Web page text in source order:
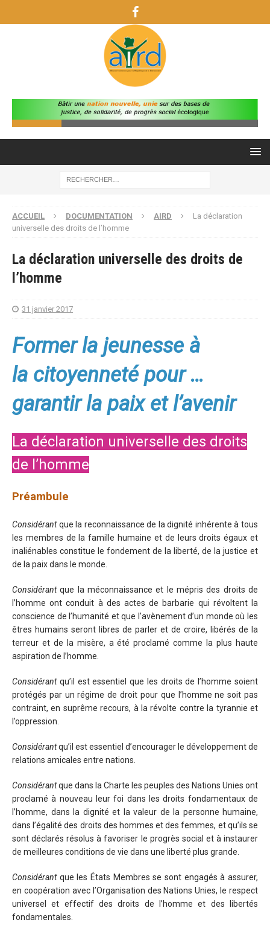
ACCUEIL DOCUMENTATION AIRD
La déclaration
universelle des droits de l’homme
La déclaration universelle des droits de
l’homme
31 janvier 2017
Former la jeunesse à
la citoyenneté pour …
garantir la paix et l’avenir
La déclaration universelle des droits
de l’homme
Préambule
Considérantque la reconnaissance de la dignité inhérente à tous
les membres de la famille humaine et de leurs droits égaux et
inaliénables constitue le fondement de la liberté, de la justice et
de la paix dans le monde.
Considérantque la méconnaissance et le mépris des droits de
l’homme ont conduit à des actes de barbarie qui révoltent la
conscience de l’humanité et que l’avènement d’un monde où les
êtres humains seront libres de parler et de croire, libérés de la
terreur et de la misère, a été proclamé comme la plus haute
aspiration de l’homme.
Considérantqu’il est essentiel que les droits de l’homme soient
protégés par un régime de droit pour que l’homme ne soit pas
contraint, en suprême recours, à la révolte contre la tyrannie et
l’oppression.
Considérantqu’il est essentiel d’encourager le développement de
relations amicales entre nations.
Considérantque dans la Charte les peuples des Nations Unies ont
proclamé à nouveau leur foi dans les droits fondamentaux de
l’homme, dans la dignité et la valeur de la personne humaine,
dans l’égalité des droits des hommes et des femmes, et qu’ils se
sont déclarés résolus à favoriser le progrès social et à instaurer
de meilleures conditions de vie dans une liberté plus grande.
Considérantque les États Membres se sont engagés à assurer,
en coopération avec l’Organisation des Nations Unies, le respect
universel et effectif des droits de l’homme et des libertés
fondamentales.